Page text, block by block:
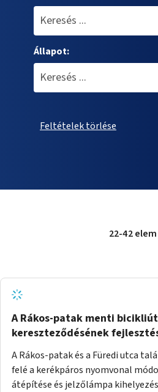
Állapot:
Feltételek törlése
22-42elem
A Rákos-patak menti
kereszteződésének
A Rákos-patak és a Füredi utca
felé a kerékpáros nyomvonal
átépítése és jelzőlámpa